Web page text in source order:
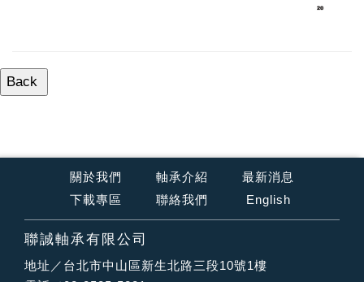
關於我們 軸承介紹
最新消息
下載專區
聯絡我們 English
聯誠軸承有限公司
地址／台北市中山區新生北路三段10號1樓